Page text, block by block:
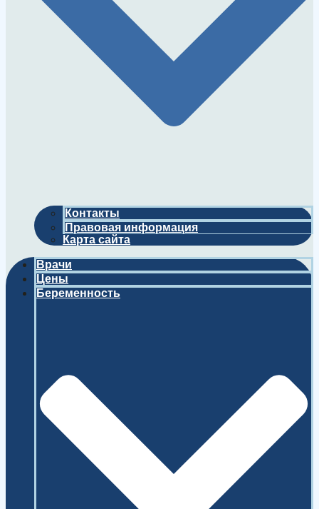
Контакты
Правовая информация
Карта сайта
Врачи
Цены
Беременность